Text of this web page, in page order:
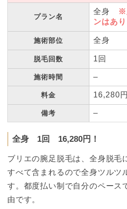
プラン名
全身
※
ンはあ
施術部位 全身
脱毛回数 1回
施術時間 –
料金 16,280円
備考 –
全身 1回 16,280円！
ブリエの腕足脱毛は、全身脱毛
すべて含まれるので全身ツルツ
す。都度払い制で自分のペース
由です。